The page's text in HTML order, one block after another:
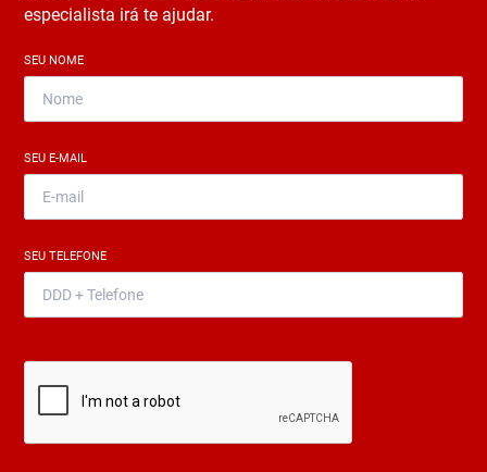
especialista irá te ajudar.
SEU NOME
SEU E-MAIL
SEU TELEFONE